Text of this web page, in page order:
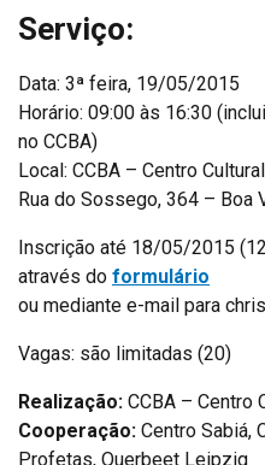
Serviço:
Data: 3ª feira, 19/05/2015
Horário: 09:00 às 16:30
no CCBA)
Local: CCBA – Centro
Rua do Sossego, 364 – Boa
Inscrição até 18/05/2015
através do formulário
ou mediante e-mail para
Vagas: são limitadas (20)
Realização: CCBA – Centro
Cooperação: Centro Sabiá,
Profetas, Querbeet Leipzig